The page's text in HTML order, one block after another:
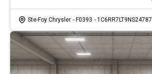
Ste-Foy Chrysler - F0393 -